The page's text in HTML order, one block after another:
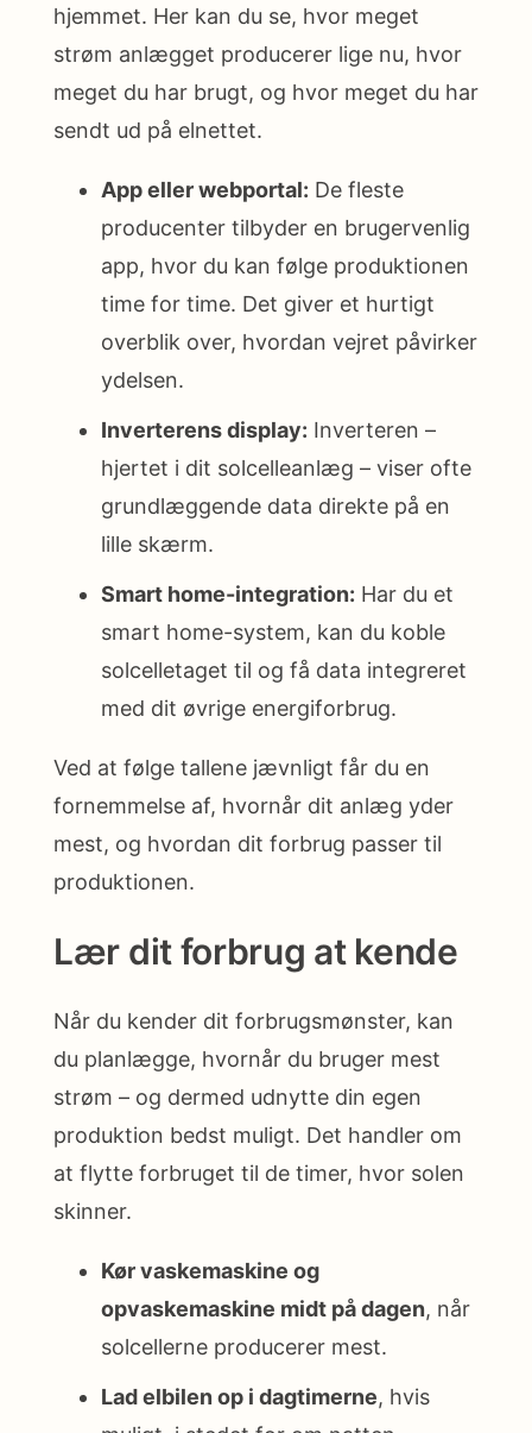
hjemmet. Her kan du se, hvor meget
strøm anlægget producerer lige nu, hvor
meget du har brugt, og hvor meget du har
sendt ud på elnettet.
App eller webportal: De fleste
producenter tilbyder en brugervenlig
app, hvor du kan følge produktionen
time for time. Det giver et hurtigt
overblik over, hvordan vejret påvirker
ydelsen.
Inverterens display: Inverteren –
hjertet i dit solcelleanlæg – viser ofte
grundlæggende data direkte på en
lille skærm.
Smart home-integration: Har du et
smart home-system, kan du koble
solcelletaget til og få data integreret
med dit øvrige energiforbrug.
Ved at følge tallene jævnligt får du en
fornemmelse af, hvornår dit anlæg yder
mest, og hvordan dit forbrug passer til
produktionen.
Lær dit forbrug at kende
Når du kender dit forbrugsmønster, kan
du planlægge, hvornår du bruger mest
strøm – og dermed udnytte din egen
produktion bedst muligt. Det handler om
at flytte forbruget til de timer, hvor solen
skinner.
Kør vaskemaskine og
opvaskemaskine midt på dagen, når
solcellerne producerer mest.
Lad elbilen op i dagtimerne, hvis